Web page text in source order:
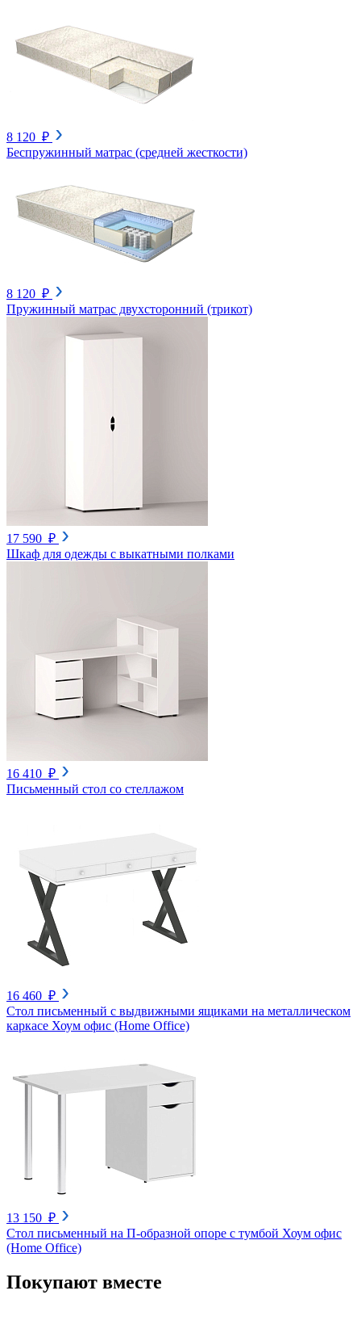
8 120 ₽
Беспружинный матрас (средней жесткости)
8 120 ₽
Пружинный матрас двухсторонний (трикот)
17 590 ₽
Шкаф для одежды с выкатными полками
16 410 ₽
Письменный стол со стеллажом
16 460 ₽
Стол письменный с выдвижными ящиками на металлическом
каркасе Хоум офис (Home Office)
13 150 ₽
Стол письменный на П-образной опоре с тумбой Хоум офис
(Home Office)
Покупают вместе